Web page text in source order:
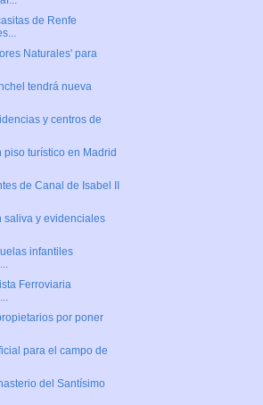
de Renfe
Naturales' para
tendrá nueva
y centros de
turístico en Madrid
de Canal de Isabel II
saliva y evidenciales
infantiles
Ferroviaria
por poner
para el campo de
del Santísimo